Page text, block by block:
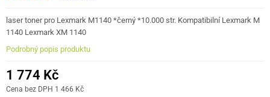
laser toner pro Lexmark M1140 *černý *10.000 str. Kompatibilní Lexmark M
1140 Lexmark XM 1140
Podrobný popis produktu
1 774 Kč
Cena bez DPH 1 466 Kč